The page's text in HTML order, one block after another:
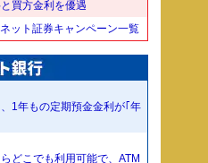
買方金利を優遇
ット証券キャンペーン一覧
1年もの定期預金金利が｢年
どこでも利用可能で、ATM